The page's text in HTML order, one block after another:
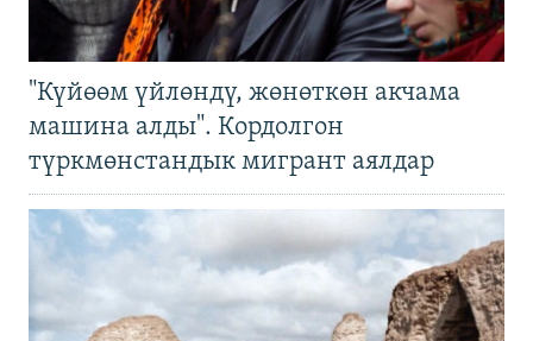
"Күйөөм үйлөндү, жөнөткөн акчама
машина алды". Кордолгон
түркмөнстандык мигрант аялдар